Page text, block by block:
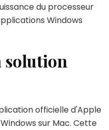
du processeur
Windows
solution
officielle d'Apple
sur Mac. Cette